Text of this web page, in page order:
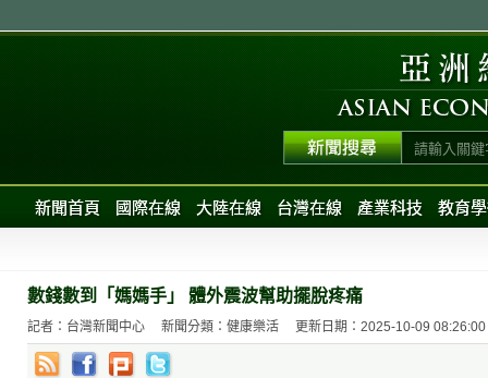
新聞首頁 國際在線 大陸在線 台灣在線 產業科技 教育
數錢數到「媽媽手」 體外震波幫助擺脫疼痛
記者：台灣新聞中心 新聞分類：健康樂活 更新日期：2025-10-09 08:26:00